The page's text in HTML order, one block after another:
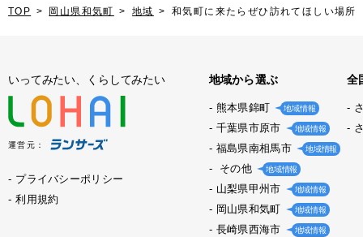
TOP 岡山県和気町 地域 和気町に来たらぜひ訪れてほしい場所
いってみたい、くらしてみたい
運営元：
プライバシーポリシー
利用規約
地域から選ぶ
熊本県錦町 地域情報
千葉県市原市 地域情報
福島県南相馬市 地域情報
その他 地域情報
山梨県甲州市 地域情報
岡山県和気町 地域情報
長崎県西海市 地域情報
全